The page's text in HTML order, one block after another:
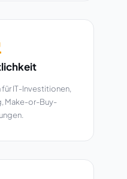
für IT-Investitionen,
Make-or-Buy-